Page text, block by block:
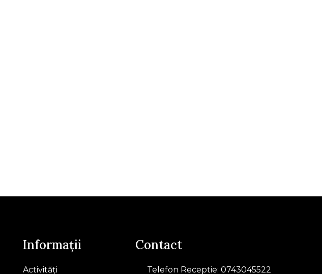
Informații
Activități
Contact
Telefon Receptie: 0743045522